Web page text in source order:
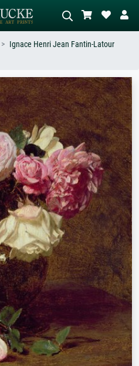
Décrivez la scène – ex. prairie verte,
abstrait avec beaucoup de rouge,
tableau sombre, nu debout près d'un
arbre.
Ignace Henri Jean Fantin-Latour